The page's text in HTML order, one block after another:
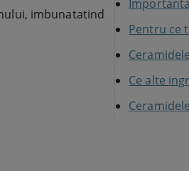
imbunatatind
Pentru ce
Ce alte